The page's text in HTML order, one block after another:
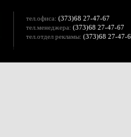
тел.офиса: (373)68 27-47-67
тел.менеджера: (373)68 27-47-67
тел.отдел рекламы: (373)68 27-47-